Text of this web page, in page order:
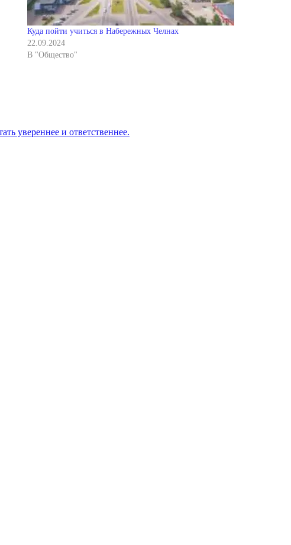
Куда пойти учиться в Набережных Челнах
22.09.2024
В "Общество"